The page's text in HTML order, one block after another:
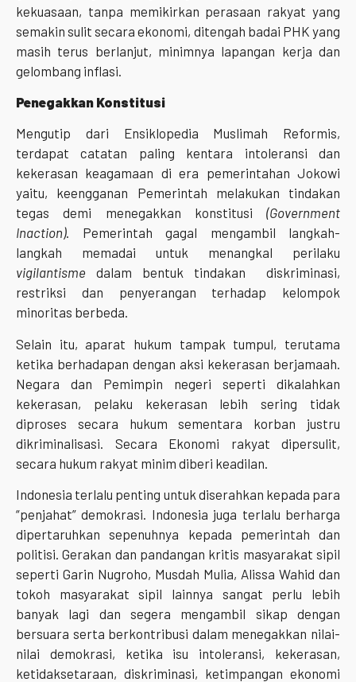
kekuasaan, tanpa memikirkan perasaan rakyat yang
semakin sulit secara ekonomi, ditengah badai PHK yang
masih terus berlanjut, minimnya lapangan kerja dan
gelombang inflasi.
Penegakkan Konstitusi
Mengutip dari Ensiklopedia Muslimah Reformis,
terdapat catatan paling kentara intoleransi dan
kekerasan keagamaan di era pemerintahan Jokowi
yaitu, keengganan Pemerintah melakukan tindakan
tegas demi menegakkan konstitusi (Government
Inaction). Pemerintah gagal mengambil langkah-
langkah memadai untuk menangkal perilaku
vigilantisme dalam bentuk tindakan diskriminasi,
restriksi dan penyerangan terhadap kelompok
minoritas berbeda.
Selain itu, aparat hukum tampak tumpul, terutama
ketika berhadapan dengan aksi kekerasan berjamaah.
Negara dan Pemimpin negeri seperti dikalahkan
kekerasan, pelaku kekerasan lebih sering tidak
diproses secara hukum sementara korban justru
dikriminalisasi. Secara Ekonomi rakyat dipersulit,
secara hukum rakyat minim diberi keadilan.
Indonesia terlalu penting untuk diserahkan kepada para
“penjahat” demokrasi. Indonesia juga terlalu berharga
dipertaruhkan sepenuhnya kepada pemerintah dan
politisi. Gerakan dan pandangan kritis masyarakat sipil
seperti Garin Nugroho, Musdah Mulia, Alissa Wahid dan
tokoh masyarakat sipil lainnya sangat perlu lebih
banyak lagi dan segera mengambil sikap dengan
bersuara serta berkontribusi dalam menegakkan nilai-
nilai demokrasi, ketika isu intoleransi, kekerasan,
ketidaksetaraan, diskriminasi, ketimpangan ekonomi